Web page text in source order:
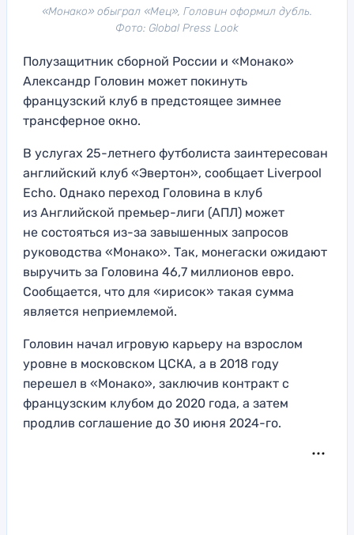
«Монако» обыграл «Мец», Головин оформил дубль.
Фото: Global Press Look
Полузащитник сборной России и «Монако»
Александр Головин может покинуть
французский клуб в предстоящее зимнее
трансферное окно.
В услугах 25-летнего футболиста заинтересован
английский клуб «Эвертон», сообщает Liverpool
Echo. Однако переход Головина в клуб
из Английской премьер-лиги (АПЛ) может
не состояться из-за завышенных запросов
руководства «Монако». Так, монегаски ожидают
выручить за Головина 46,7 миллионов евро.
Сообщается, что для «ирисок» такая сумма
является неприемлемой.
Головин начал игровую карьеру на взрослом
уровне в московском ЦСКА, а в 2018 году
перешел в «Монако», заключив контракт с
французским клубом до 2020 года, а затем
продлив соглашение до 30 июня 2024-го.